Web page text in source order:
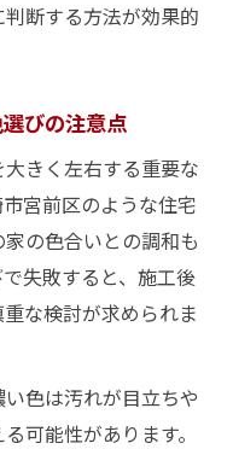
断する方法が効果的
びの注意点
きく左右する重要な
宮前区のような住宅
の色合いとの調和も
失敗すると、施工後
な検討が求められま
色は汚れが目立ちや
可能性があります。